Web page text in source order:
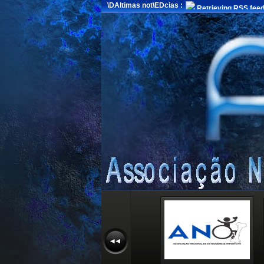
\DAltimas not\EDcias : Retrieving RSS